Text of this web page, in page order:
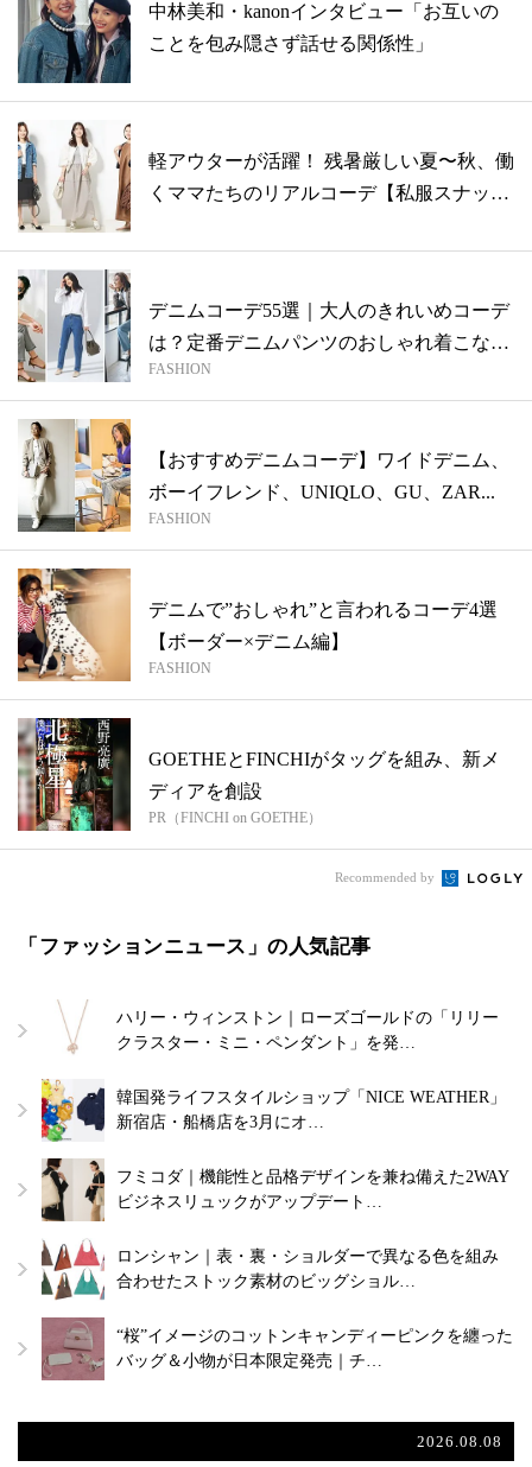
中林美和・kanonインタビュー「お互いの
ことを包み隠さず話せる関係性」
軽アウターが活躍！ 残暑厳しい夏〜秋、働
くママたちのリアルコーデ【私服スナッ
デニムコーデ55選｜大人のきれいめコーデ
は？定番デニムパンツのおしゃれ着こなし
実...
FASHION
【おすすめデニムコーデ】ワイドデニム、
ボーイフレンド、UNIQLO、GU、ZAR...
FASHION
デニムで”おしゃれ”と言われるコーデ4選
【ボーダー×デニム編】
FASHION
GOETHEとFINCHIがタッグを組み、新メ
ディアを創設
PR（FINCHI on GOETHE）
Recommended by
「ファッションニュース」の人気記事
ハリー・ウィンストン｜ローズゴールドの「リリー
クラスター・ミニ・ペンダント」を発…
韓国発ライフスタイルショップ「NICE WEATHER」
新宿店・船橋店を3月にオ…
フミコダ｜機能性と品格デザインを兼ね備えた2WAY
ビジネスリュックがアップデート…
ロンシャン｜表・裏・ショルダーで異なる色を組み
合わせたストック素材のビッグショル…
“桜”イメージのコットンキャンディーピンクを纏った
バッグ＆小物が日本限定発売｜チ…
2026.08.08